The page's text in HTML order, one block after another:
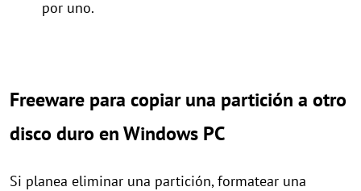
por uno.
Freeware para copiar una partición a otro
disco duro en Windows PC
Si planea eliminar una partición, formatear una